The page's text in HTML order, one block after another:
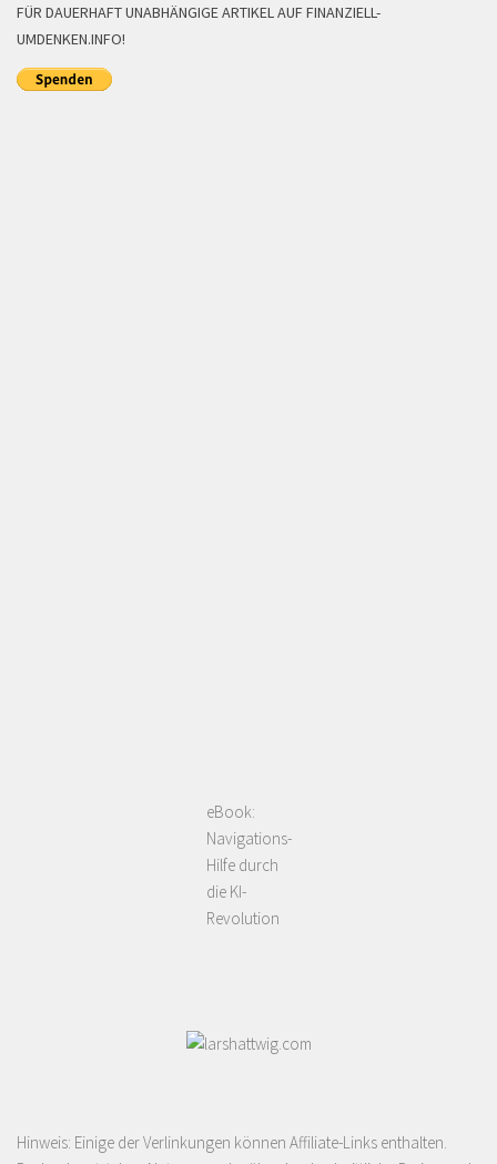
FÜR DAUERHAFT UNABHÄNGIGE ARTIKEL AUF FINANZIELL-
UMDENKEN.INFO!
eBook:
Navigations-
Hilfe durch
die KI-
Revolution
Hinweis: Einige der Verlinkungen können Affiliate-Links enthalten.